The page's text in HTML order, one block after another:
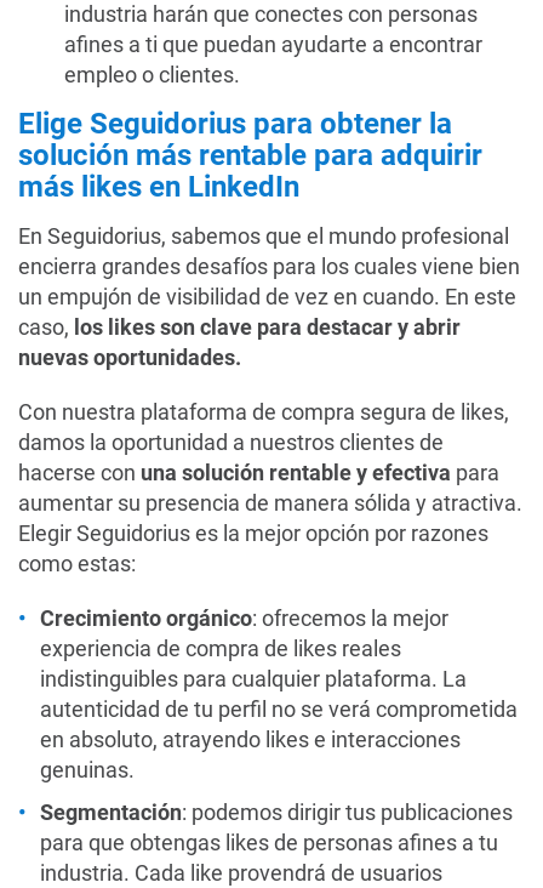
industria harán que conectes con personas
afines a ti que puedan ayudarte a encontrar
empleo o clientes.
Elige Seguidorius para obtener la
solución más rentable para adquirir
más likes en LinkedIn
En Seguidorius, sabemos que el mundo profesional
encierra grandes desafíos para los cuales viene bien
un empujón de visibilidad de vez en cuando. En este
caso, los likes son clave para destacar y abrir
nuevas oportunidades.
Con nuestra plataforma de compra segura de likes,
damos la oportunidad a nuestros clientes de
hacerse con una solución rentable y efectiva para
aumentar su presencia de manera sólida y atractiva.
Elegir Seguidorius es la mejor opción por razones
como estas:
Crecimiento orgánico: ofrecemos la mejor
experiencia de compra de likes reales
indistinguibles para cualquier plataforma. La
autenticidad de tu perfil no se verá comprometida
en absoluto, atrayendo likes e interacciones
genuinas.
Segmentación: podemos dirigir tus publicaciones
para que obtengas likes de personas afines a tu
industria. Cada like provendrá de usuarios